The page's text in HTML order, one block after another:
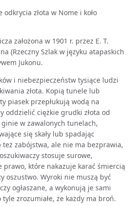
odkrycia złota w Nome i koło
założona w 1901 r. przez E. T.
(Rzeczny Szlak w języku atapaskich
Jukonu.
i niebezpieczeństw tysiące ludzi
złota. Kopią tunele lub
piasek przepłukują wodą na
oddzielić ciężkie grudki złota od
ginie w zawalonych tunelach,
się skały lub spadając
zabójstwa, ale nie ma bezprawia,
stosuje surowe,
które nakazuje karać śmiercią
oszustwo. Wyroki nie muszą być
ogłaszane, a wykonują je sami
zrozumiałe, że każdy ma broń.